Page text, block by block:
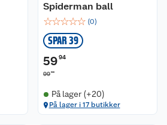
Spiderman ball
☆☆☆☆☆ (0)
SPAR 39
5994
9990
På lager (+20)
På lager i 17 butikker